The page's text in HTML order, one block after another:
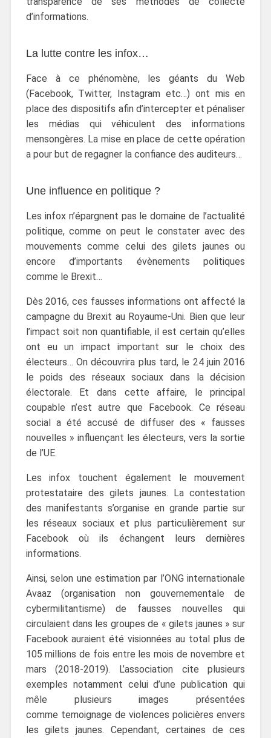
d’informations.
La lutte contre les infox…
Face à ce phénomène, les géants du Web
(Facebook, Twitter, Instagram etc…) ont mis en
place des dispositifs afin d’intercepter et pénaliser
les médias qui véhiculent des informations
mensongères. La mise en place de cette opération
a pour but de regagner la confiance des auditeurs…
Une influence en politique ?
Les infox n’épargnent pas le domaine de l’actualité
politique, comme on peut le constater avec des
mouvements comme celui des gilets jaunes ou
encore d’importants évènements politiques
comme le Brexit…
Dès 2016, ces fausses informations ont affecté la
campagne du Brexit au Royaume-Uni. Bien que leur
l’impact soit non quantifiable, il est certain qu’elles
ont eu un impact important sur le choix des
électeurs… On découvrira plus tard, le 24 juin 2016
le poids des réseaux sociaux dans la décision
électorale. Et dans cette affaire, le principal
coupable n’est autre que Facebook. Ce réseau
social a été accusé de diffuser des « fausses
nouvelles » influençant les électeurs, vers la sortie
de l’UE.
Les infox touchent également le mouvement
protestataire des gilets jaunes. La contestation
des manifestants s’organise en grande partie sur
les réseaux sociaux et plus particulièrement sur
Facebook où ils échangent leurs dernières
informations.
Ainsi, selon une estimation par l’ONG internationale
Avaaz (organisation non gouvernementale de
cybermilitantisme) de fausses nouvelles qui
circulaient dans les groupes de « gilets jaunes » sur
Facebook auraient été visionnées au total plus de
105 millions de fois entre les mois de novembre et
mars (2018-2019). L’association cite plusieurs
exemples notamment celui d’une publication qui
mêle plusieurs images présentées
comme temoignage de violences policières envers
les gilets jaunes. Cependant, certaines de ces